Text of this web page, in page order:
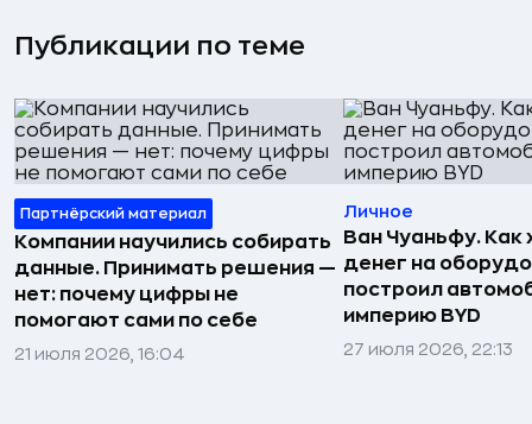
Публикации по теме
Партнёрский материал
Компании научились собирать
данные. Принимать решения —
нет: почему цифры не
помогают сами по себе
21 июля 2026, 16:04
Личное
Ван Чуаньфу. Как
денег на
построил
империю BYD
27 июля 2026, 22:13